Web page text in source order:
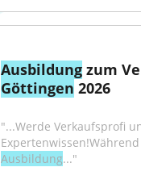
Ausbildung
Göttingen 2026
"...Werde Verkaufsprofi
Ausbildung..."